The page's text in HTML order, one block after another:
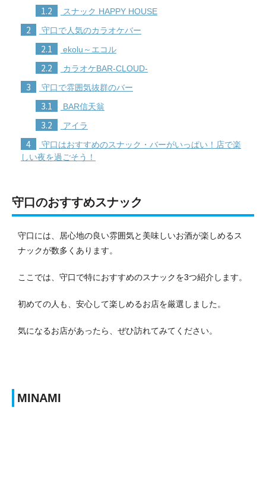
1.2 スナック HAPPY HOUSE
2 守口で人気のカラオケバー
2.1 ekolu～エコル
2.2 カラオケBAR-CLOUD-
3 守口で雰囲気抜群のバー
3.1 BAR信天翁
3.2 アイラ
4
守口はおすすめのスナック・バーがいっぱい！店で楽
しい夜を過ごそう！
守口のおすすめスナック
守口には、居心地の良い雰囲気と美味しいお酒が楽しめるス
ナックが数多くあります。
ここでは、守口で特におすすめのスナックを3つ紹介します。
初めての人も、安心して楽しめるお店を厳選しました。
気になるお店があったら、ぜひ訪れてみてください。
MINAMI